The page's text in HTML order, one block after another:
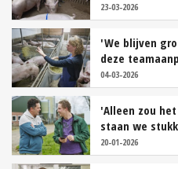
23-03-2026
'We blijven
deze
04-03-2026
'Alleen zou
staan we
20-01-2026